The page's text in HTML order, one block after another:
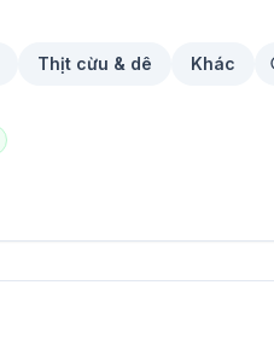
Thịt cừu & dê Khác